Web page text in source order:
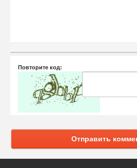
Повторите код:
Отправить